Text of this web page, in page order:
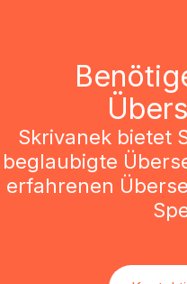
Skrivanek bietet
beglaubigte
erfahrenen